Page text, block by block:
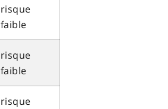
risque
faible
risque
faible
risque